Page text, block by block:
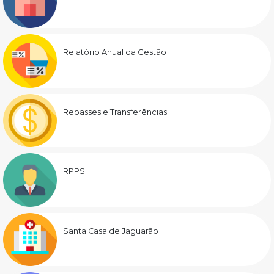
Relatório Anual da Gestão
Repasses e Transferências
RPPS
Santa Casa de Jaguarão